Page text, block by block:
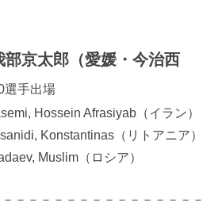
京太郎（愛媛・今治西
選手出場
Hossein Afrasiyab（イラン）
Konstantinas（リトアニア）
Muslim（ロシア）
－－－－－－－－－－－－－－－